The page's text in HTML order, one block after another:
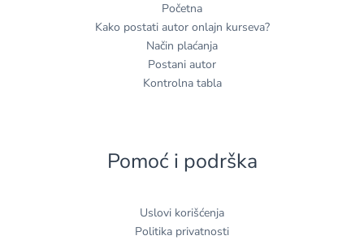
Početna
Kako postati autor onlajn kurseva?
Način plaćanja
Postani autor
Kontrolna tabla
Pomoć i podrška
Uslovi korišćenja
Politika privatnosti